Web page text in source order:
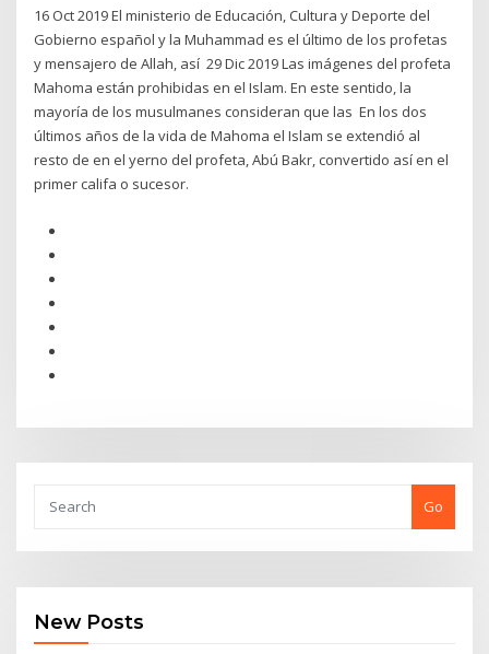
16 Oct 2019 El ministerio de Educación, Cultura y Deporte del
Gobierno español y la Muhammad es el último de los profetas
y mensajero de Allah, así 29 Dic 2019 Las imágenes del profeta
Mahoma están prohibidas en el Islam. En este sentido, la
mayoría de los musulmanes consideran que las En los dos
últimos años de la vida de Mahoma el Islam se extendió al
resto de en el yerno del profeta, Abú Bakr, convertido así en el
primer califa o sucesor.
Go
New Posts